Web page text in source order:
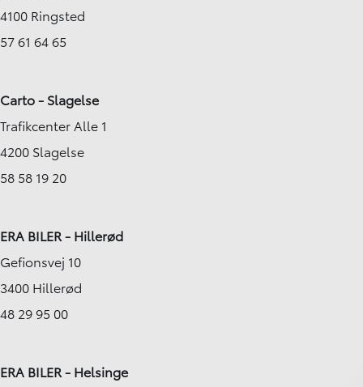
4100 Ringsted
57 61 64 65
Carto - Slagelse
Trafikcenter Alle 1
4200 Slagelse
58 58 19 20
ERA BILER - Hillerød
Gefionsvej 10
3400 Hillerød
48 29 95 00
ERA BILER - Helsinge